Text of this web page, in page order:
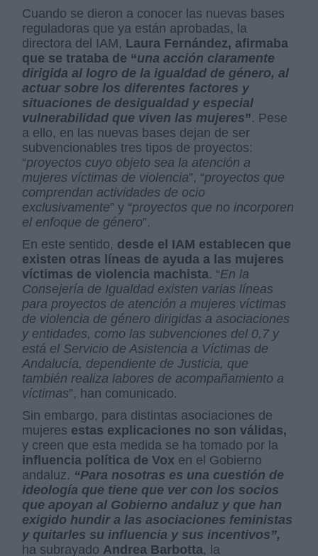
Cuando se dieron a conocer las nuevas bases
reguladoras que ya están aprobadas, la
directora del IAM, Laura Fernández, afirmaba
que se trataba de “una acción claramente
dirigida al logro de la igualdad de género, al
actuar sobre los diferentes factores y
situaciones de desigualdad y especial
vulnerabilidad que viven las mujeres”. Pese
a ello, en las nuevas bases dejan de ser
subvencionables tres tipos de proyectos:
“proyectos cuyo objeto sea la atención a
mujeres víctimas de violencia”, “proyectos que
comprendan actividades de ocio
exclusivamente” y “proyectos que no incorporen
el enfoque de género”.
En este sentido, desde el IAM establecen que
existen otras líneas de ayuda a las mujeres
víctimas de violencia machista. “En la
Consejería de Igualdad existen varias líneas
para proyectos de atención a mujeres víctimas
de violencia de género dirigidas a asociaciones
y entidades, como las subvenciones del 0,7 y
está el Servicio de Asistencia a Víctimas de
Andalucía, dependiente de Justicia, que
también realiza labores de acompañamiento a
víctimas”, han comunicado.
Sin embargo, para distintas asociaciones de
mujeres estas explicaciones no son válidas,
y creen que esta medida se ha tomado por la
influencia política de Vox en el Gobierno
andaluz. “Para nosotras es una cuestión de
ideología que tiene que ver con los socios
que apoyan al Gobierno andaluz y que han
exigido hundir a las asociaciones feministas
y quitarles su influencia y sus incentivos”,
ha subrayado Andrea Barbotta, la